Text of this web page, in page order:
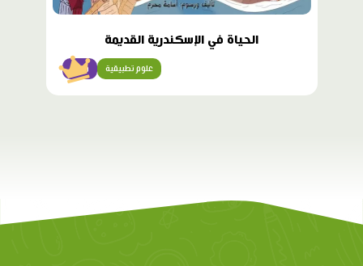
الحياة في الإسكندرية القديمة
متقن علوم تطبيقية